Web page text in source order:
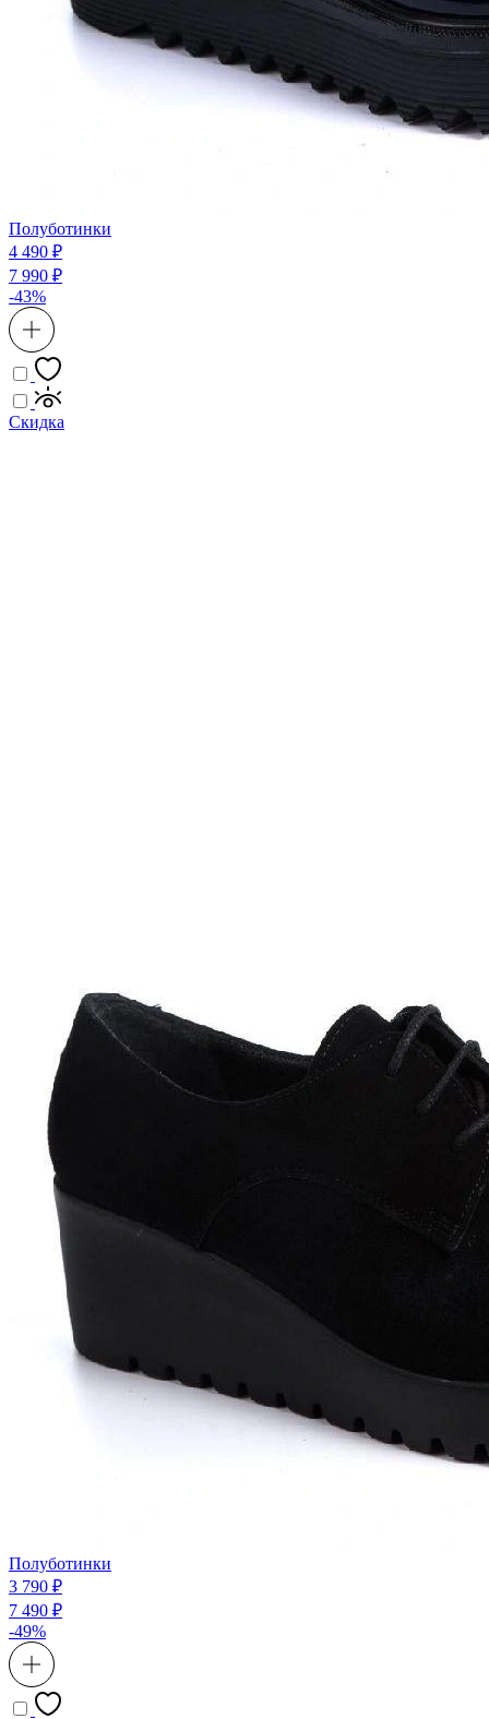
Полуботинки
4 490 ₽
7 990 ₽
-43%
Скидка
Полуботинки
3 790 ₽
7 490 ₽
-49%